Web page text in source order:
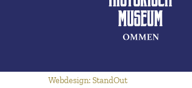
Webdesign: StandOut